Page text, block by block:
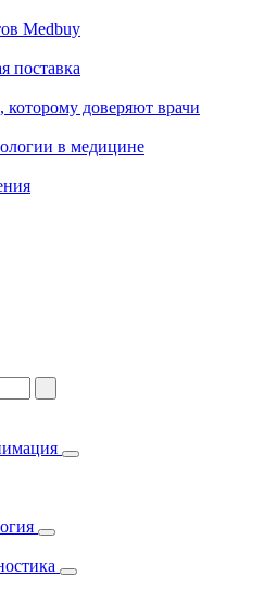
Medbuy
поставка
доверяют врачи
в медицине